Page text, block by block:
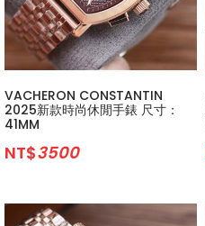
VACHERON CONSTANTIN
2025新款時尚休閒手錶 尺寸：
41MM
NT$3500